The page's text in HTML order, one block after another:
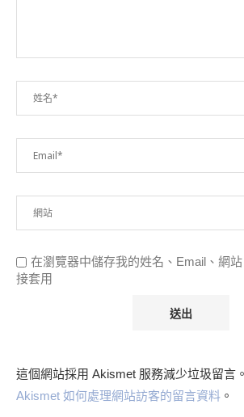
在瀏覽器中儲存我的姓名、Email、網
接套用
這個網站採用 Akismet 服務減少垃圾留言。
Akismet 如何處理網站訪客的留言資料 。